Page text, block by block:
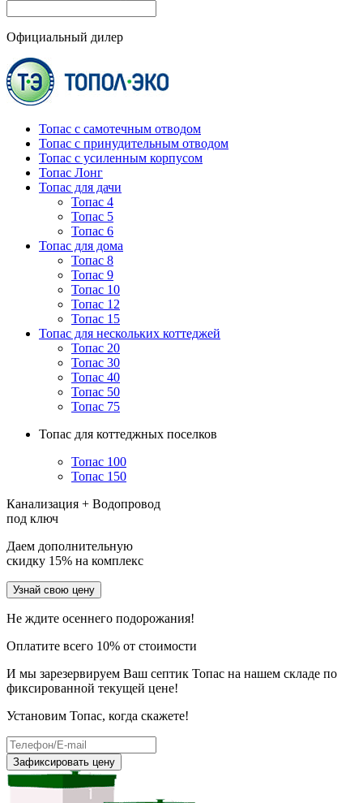
Официальный дилер
Топас с самотечным отводом
Топас с принудительным отводом
Топас с усиленным корпусом
Топас Лонг
Топас для дачи
Топас 4
Топас 5
Топас 6
Топас для дома
Топас 8
Топас 9
Топас 10
Топас 12
Топас 15
Топас для нескольких коттеджей
Топас 20
Топас 30
Топас 40
Топас 50
Топас 75
Топас для коттеджных поселков
Топас 100
Топас 150
Канализация + Водопровод
под ключ
Даем дополнительную
скидку 15% на комплекс
Узнай свою цену
Не ждите осеннего подорожания!
Оплатите всего 10% от стоимости
И мы зарезервируем Ваш септик Топас на нашем складе по
фиксированной текущей цене!
Установим Топас, когда скажете!
Зафиксировать цену